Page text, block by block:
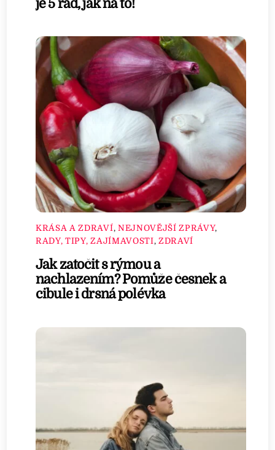
je 5 rad, jak na to!
KRÁSA A ZDRAVÍ, NEJNOVĚJŠÍ ZPRÁVY,
RADY, TIPY, ZAJÍMAVOSTI, ZDRAVÍ
Jak zatočit s rýmou a
nachlazením? Pomůže česnek a
cibule i drsná polévka